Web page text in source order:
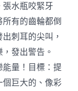
水瓶咬緊牙
有的齒輪都倒
刺耳的尖叫，
發出警告。
能量！目標：提
巨大的、像彩